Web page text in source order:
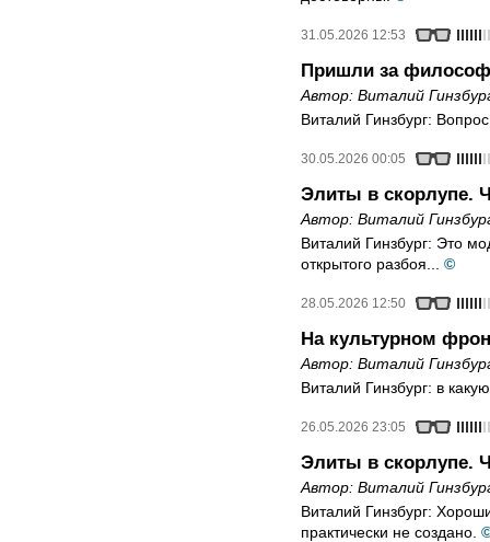
31.05.2026 12:53
Пришли за
Автор: Виталий
Виталий Гинзбург:
30.05.2026 00:05
Элиты в скорлупе.
Автор: Виталий
Виталий Гинзбург: Это
открытого разбоя...
©
28.05.2026 12:50
На культурном
Автор: Виталий
Виталий Гинзбург: в
26.05.2026 23:05
Элиты в скорлупе.
Автор: Виталий
Виталий Гинзбург:
практически не создано.